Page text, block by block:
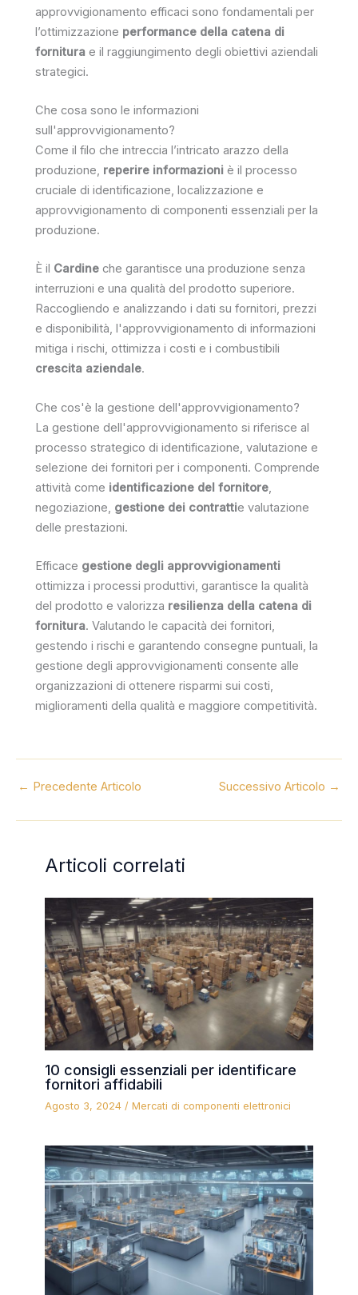
approvvigionamento efficaci sono fondamentali per
l’ottimizzazione performance della catena di
fornitura e il raggiungimento degli obiettivi aziendali
strategici.
Che cosa sono le informazioni
sull'approvvigionamento?
Come il filo che intreccia l’intricato arazzo della
produzione, reperire informazioni è il processo
cruciale di identificazione, localizzazione e
approvvigionamento di componenti essenziali per la
produzione.
È il Cardine che garantisce una produzione senza
interruzioni e una qualità del prodotto superiore.
Raccogliendo e analizzando i dati su fornitori, prezzi
e disponibilità, l'approvvigionamento di informazioni
mitiga i rischi, ottimizza i costi e i combustibili
crescita aziendale.
Che cos'è la gestione dell'approvvigionamento?
La gestione dell'approvvigionamento si riferisce al
processo strategico di identificazione, valutazione e
selezione dei fornitori per i componenti. Comprende
attività come identificazione del fornitore,
negoziazione, gestione dei contrattie valutazione
delle prestazioni.
Efficace gestione degli approvvigionamenti
ottimizza i processi produttivi, garantisce la qualità
del prodotto e valorizza resilienza della catena di
fornitura. Valutando le capacità dei fornitori,
gestendo i rischi e garantendo consegne puntuali, la
gestione degli approvvigionamenti consente alle
organizzazioni di ottenere risparmi sui costi,
miglioramenti della qualità e maggiore competitività.
← Precedente Articolo Successivo Articolo →
Articoli correlati
10 consigli essenziali per identificare
fornitori affidabili
Agosto 3, 2024 /Mercati di componenti elettronici